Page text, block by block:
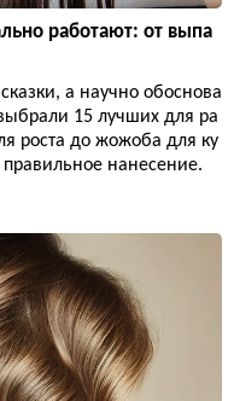
работают: от выпа
а научно обоснова
15 лучших для ра
роста до жожоба для ку
нанесение.